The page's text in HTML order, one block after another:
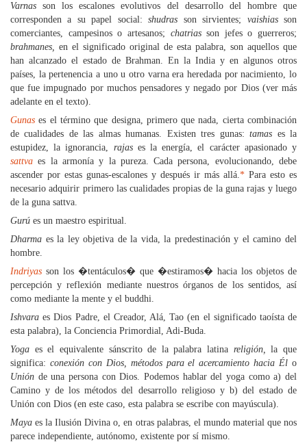
Varnas son los escalones evolutivos del desarrollo del hombre que
corresponden a su papel social:shudras son sirvientes; vaishiasson
comerciantes, campesinos o artesanos; chatriasson jefes o guerreros;
brahmanes, en el significado original de esta palabra, son aquellos que
han alcanzado el estado de Brahman. En la India y en algunos otros
países, la pertenencia a uno u otro varna era heredada por nacimiento, lo
que fue impugnado por muchos pensadores y negado por Dios (ver más
adelante en el texto).
Gunas es el término que designa, primero que nada, cierta combinación
de cualidades de las almas humanas. Existen tres gunas:tamas es la
estupidez, la ignorancia, rajases la energía, el carácter apasionado y
sattva es la armonía y la pureza. Cada persona, evolucionando, debe
ascender por estas gunas-escalones y después ir más allá.* Para esto es
necesario adquirir primero las cualidades propias de la guna rajas y luego
de la guna sattva.
Gurú es un maestro espiritual.
Dharma es la ley objetiva de la vida, la predestinación y el camino del
hombre.
Indriyas son los �tentáculos� que �estiramos� hacia los objetos de
percepción y reflexión mediante nuestros órganos de los sentidos, así
como mediante la mente y el buddhi.
Ishvara es Dios Padre, el Creador, Alá, Tao (en el significado taoísta de
esta palabra), la Conciencia Primordial, Adi-Buda.
Yoga es el equivalente sánscrito de la palabra latina religión, la que
significa: conexión con Dios, métodos para el acercamiento hacia Él o
Unión de una persona con Dios. Podemos hablar del yoga como a) del
Camino y de los métodos del desarrollo religioso y b) del estado de
Unión con Dios (en este caso, esta palabra se escribe con mayúscula).
Maya es la Ilusión Divina o, en otras palabras, el mundo material que nos
parece independiente, autónomo, existente por sí mismo.